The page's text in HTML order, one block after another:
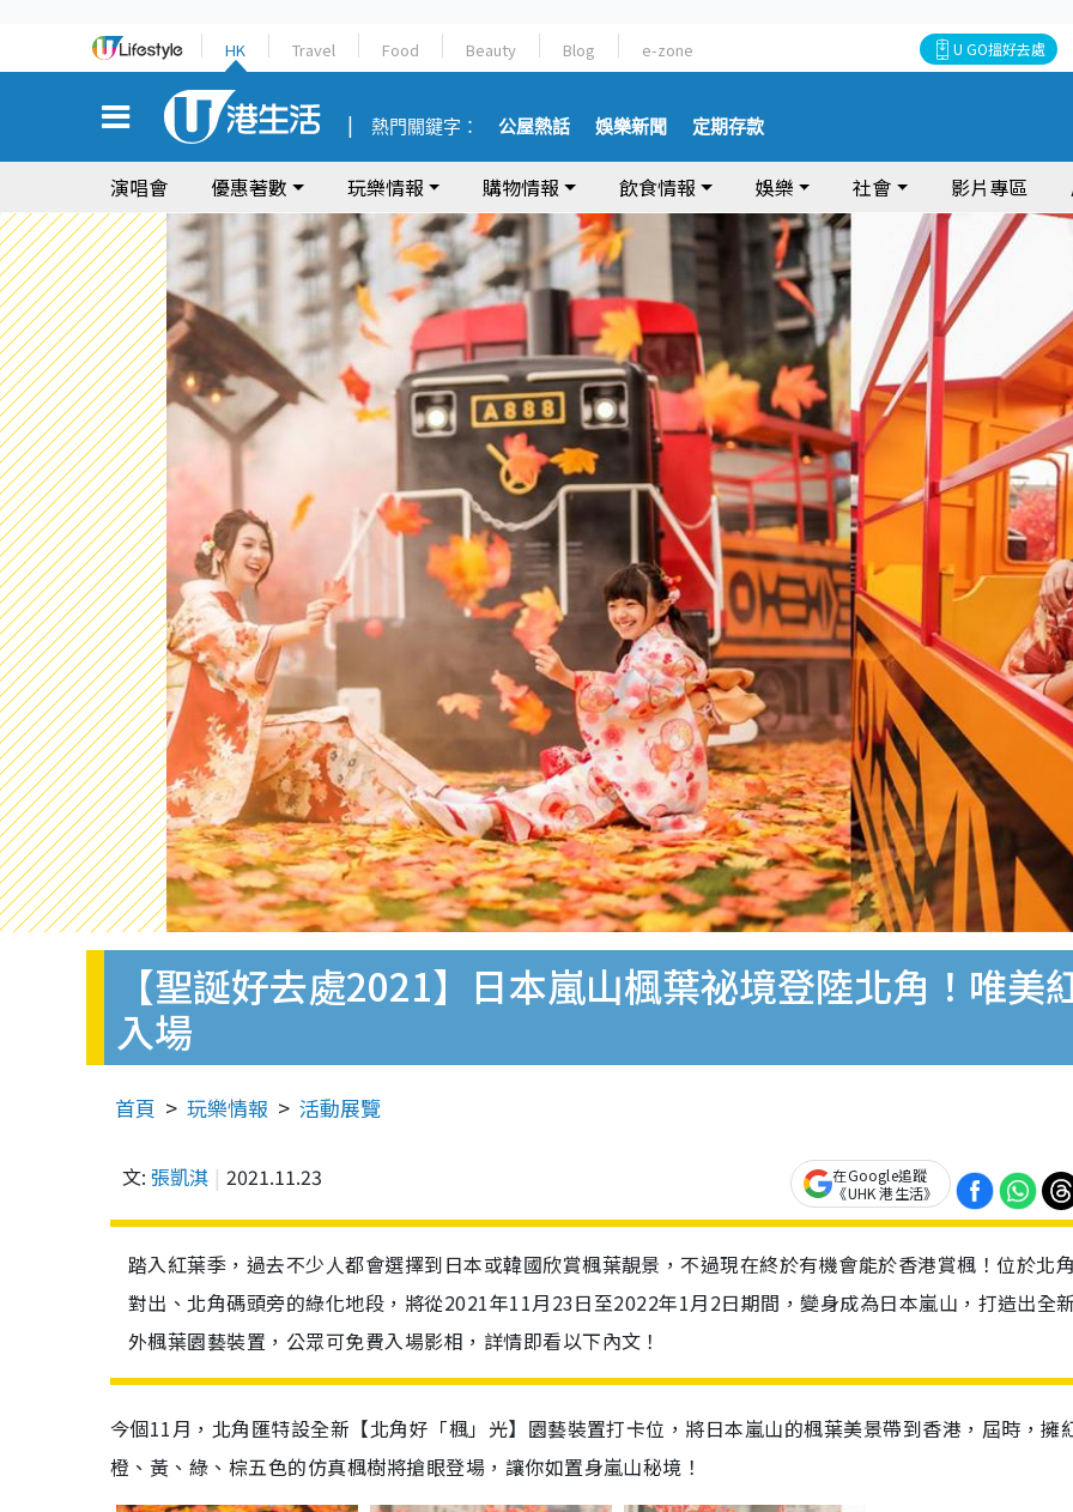
HK Travel Food Beauty Blog e-zone U GO搵好去處
熱門關鍵字： 公屋熱話 娛樂新聞 定期存款
演唱會 優惠著數 玩樂情報 購物情報 飲食情報 娛樂 社會 影片專區
【聖誕好去處2021】日本嵐山楓葉祕境登陸北角！唯
入場
首頁 玩樂情報 活動展覽
文: 張凱淇 2021.11.23
在Google追蹤
《UHK 港生活》
踏入紅葉季，過去不少人都會選擇到日本或韓國欣賞楓葉靚景，不過現在終於有機會能於香港賞楓！位於北
對出、北角碼頭旁的綠化地段，將從2021年11月23日至2022年1月2日期間，變身成為日本嵐山，打造出全
外楓葉園藝裝置，公眾可免費入場影相，詳情即看以下內文！
今個11月，北角匯特設全新【北角好「楓」光】園藝裝置打卡位，將日本嵐山的楓葉美景帶到香港，屆時，擁
橙、黃、綠、棕五色的仿真楓樹將搶眼登場，讓你如置身嵐山秘境！